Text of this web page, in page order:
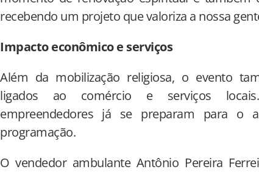
recebendo um projeto que valoriza a nossa
Impacto econômico e serviços
Além da mobilização religiosa, o evento
ligados ao comércio e serviços
empreendedores já se preparam para o
programação.
O vendedor ambulante Antônio Pereira